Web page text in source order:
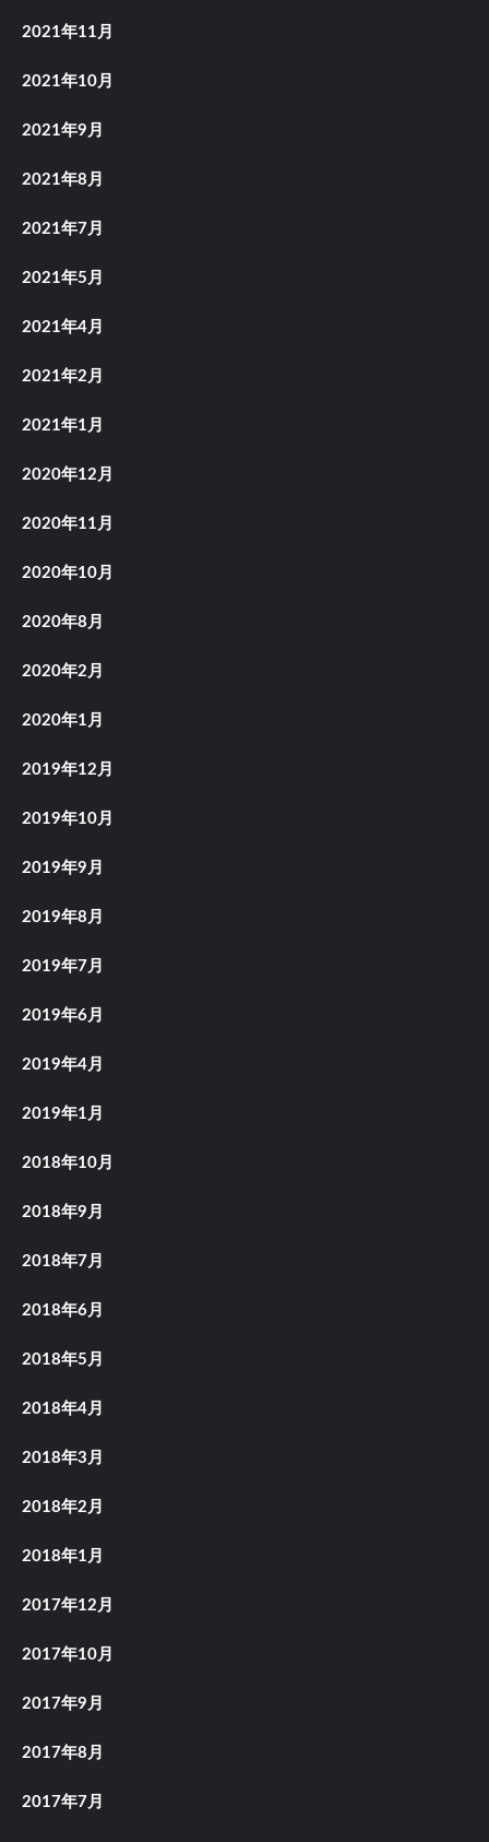
2021年11月
2021年10月
2021年9月
2021年8月
2021年7月
2021年5月
2021年4月
2021年2月
2021年1月
2020年12月
2020年11月
2020年10月
2020年8月
2020年2月
2020年1月
2019年12月
2019年10月
2019年9月
2019年8月
2019年7月
2019年6月
2019年4月
2019年1月
2018年10月
2018年9月
2018年7月
2018年6月
2018年5月
2018年4月
2018年3月
2018年2月
2018年1月
2017年12月
2017年10月
2017年9月
2017年8月
2017年7月